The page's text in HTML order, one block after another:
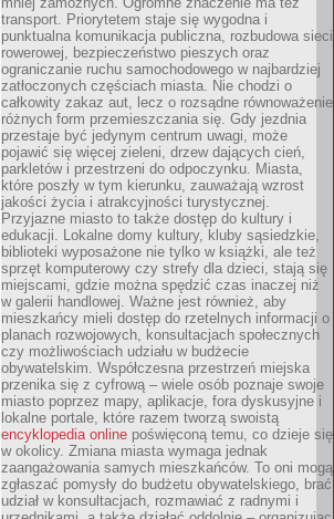
transport. Priorytetem staje się wygodna i
punktualna komunikacja publiczna, rozbudowa sieci
rowerowej, bezpieczeństwo pieszych oraz
ograniczanie ruchu samochodowego w najbardziej
zatłoczonych częściach miasta. Nie chodzi o
całkowity zakaz aut, lecz o rozsądne równoważenie
różnych form przemieszczania się. Gdy jezdnia
przestaje być jedynym centrum uwagi, może
pojawić się więcej zieleni, drzew dających cień,
parkletów i przestrzeni do odpoczynku. Miasta,
które poszły w tym kierunku, zauważają wzrost
jakości życia i atrakcyjności turystycznej.
Przyjazne miasto to także dostęp do kultury i
edukacji. Lokalne domy kultury, kluby sąsiedzkie,
biblioteki wyposażone nie tylko w książki, ale też
sprzęt komputerowy czy strefy dla dzieci, stają się
miejscami, gdzie można spędzić czas inaczej niż
w galerii handlowej. Ważne jest również, aby
mieszkańcy mieli dostęp do rzetelnych informacji o
planach rozwojowych, konsultacjach społecznych
czy możliwościach udziału w budżecie
obywatelskim. Współczesna przestrzeń miejska
przenika się z cyfrową – wiele osób poznaje swoje
miasto poprzez mapy, aplikacje, fora dyskusyjne i
lokalne portale, które razem tworzą swoistą
encyklopedia online poświęconą temu, co dzieje się
w okolicy. Zmiana miasta wymaga jednak
zaangażowania samych mieszkańców. To oni mogą
zgłaszać pomysły do budżetu obywatelskiego, brać
udział w konsultacjach, rozmawiać z radnymi i